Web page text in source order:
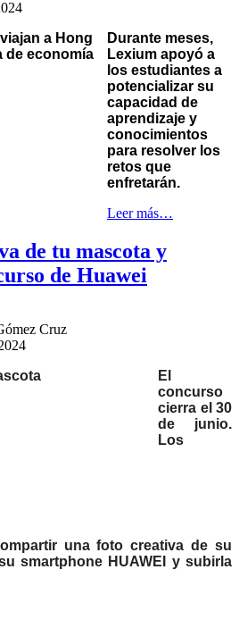
Durante meses,
Lexium apoyó a
los estudiantes a
potencializar su
capacidad de
aprendizaje y
conocimientos
para resolver los
retos que
enfretarán.
Leer más…
de tu mascota y
de Huawei
Cruz
El
concurso
cierra el 30
de junio.
Los
una foto creativa de su
smartphone HUAWEI y subirla